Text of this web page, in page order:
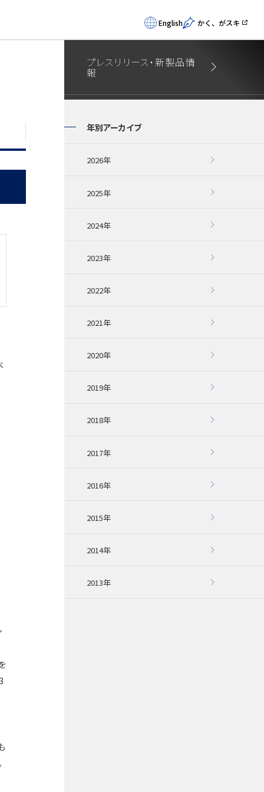
English かく、がスキ
プレスリリース・新製品情
報
年別アーカイブ
2026年
2025年
2024年
2023年
2022年
2021年
2020年
2019年
2018年
2017年
2016年
2015年
2014年
2013年